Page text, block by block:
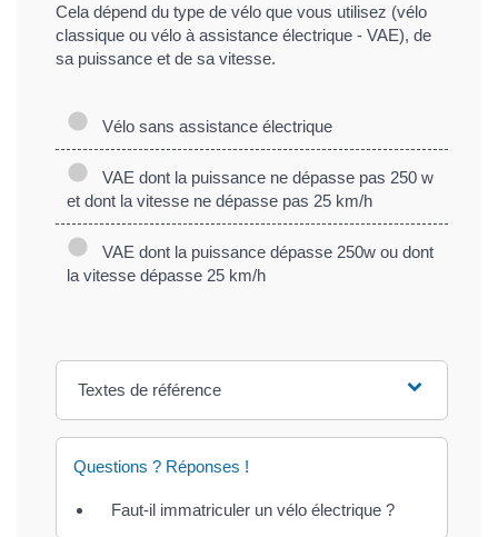
Cela dépend du type de vélo que vous utilisez (vélo
classique ou vélo à assistance électrique - VAE), de
sa puissance et de sa vitesse.
Vélo sans assistance électrique
VAE dont la puissance ne dépasse pas 250 w
et dont la vitesse ne dépasse pas 25 km/h
VAE dont la puissance dépasse 250w ou dont
la vitesse dépasse 25 km/h
Textes de référence
Questions ? Réponses !
Faut-il immatriculer un vélo électrique ?